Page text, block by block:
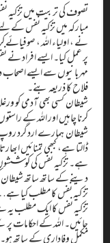
تصوف کی تربیت میں
مبارکہ میں تزکیہ نفس کے
نے ، اولیاء اللہ ،
پر عمل کیا۔ ایسے افراد نے
مہربانیوں سے ایسے
فلاح کا ذریعہ بنے۔
شیطان کسی بھی آدمی کو
کرنا چاہیں اور اللہ کے
شیطان ہمارے اردگرد
ڈالتا ہے، کبھی تمنائیں
ہے۔ تزکیہ نفس کی
دینے کے ساتھ ساتھ
تز کیہ نفس کا مطلب کیا
تزکیہ نفس کا ایک مطلب یہ
جائیں۔ اللہ کے احکامات
مکمل وفاداری کے ساتھ ہو۔